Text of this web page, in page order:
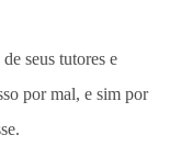
seus tutores e
por mal, e sim por